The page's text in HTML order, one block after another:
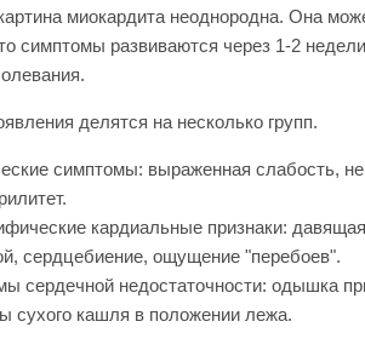
миокардита неоднородна. Она
симптомы развиваются через 1-2
делятся на несколько групп.
симптомы: выраженная слабость,
кардиальные признаки:
сердцебиение, ощущение "перебоев".
сердечной недостаточности: одышка
сухого кашля в положении лежа.